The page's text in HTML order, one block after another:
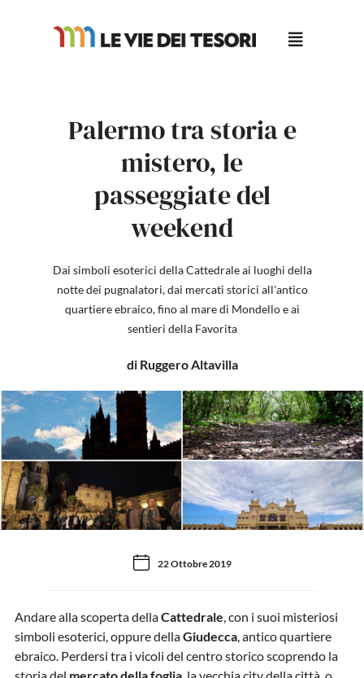
Palermo tra storia e
mistero, le
passeggiate del
weekend
Dai simboli esoterici della Cattedrale ai luoghi della
notte dei pugnalatori, dai mercati storici all'antico
quartiere ebraico, fino al mare di Mondello e ai
sentieri della Favorita
di Ruggero Altavilla
22 Ottobre 2019
Andare alla scoperta dellaCattedrale, con i suoi misteriosi
simboli esoterici, oppure dellaGiudecca, antico quartiere
ebraico. Perdersi tra i vicoli del centro storico scoprendo la